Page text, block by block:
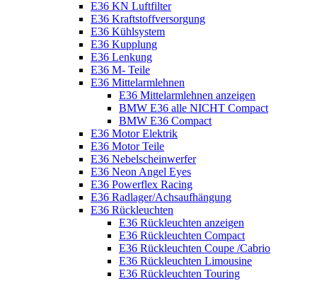
E36 KN Luftfilter
E36 Kraftstoffversorgung
E36 Kühlsystem
E36 Kupplung
E36 Lenkung
E36 M- Teile
E36 Mittelarmlehnen
E36 Mittelarmlehnen anzeigen
BMW E36 alle NICHT Compact
BMW E36 Compact
E36 Motor Elektrik
E36 Motor Teile
E36 Nebelscheinwerfer
E36 Neon Angel Eyes
E36 Powerflex Racing
E36 Radlager/Achsaufhängung
E36 Rückleuchten
E36 Rückleuchten anzeigen
E36 Rückleuchten Compact
E36 Rückleuchten Coupe /Cabrio
E36 Rückleuchten Limousine
E36 Rückleuchten Touring